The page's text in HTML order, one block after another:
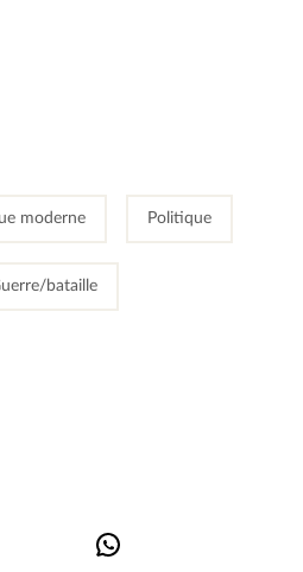
moderne Politique
bataille